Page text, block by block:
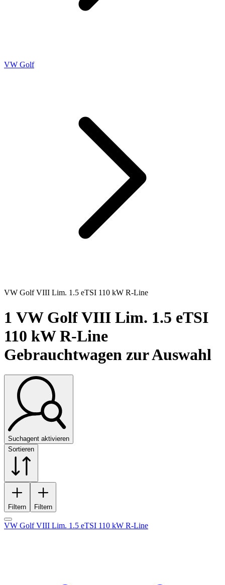
VW Golf
VW Golf VIII Lim. 1.5 eTSI 110 kW R-Line
1 VW Golf VIII Lim. 1.5 eTSI
110 kW R-Line
Gebrauchtwagen zur Auswahl
Suchagent aktivieren
Sortieren
Filtern Filtern
VW Golf VIII Lim. 1.5 eTSI 110 kW R-Line